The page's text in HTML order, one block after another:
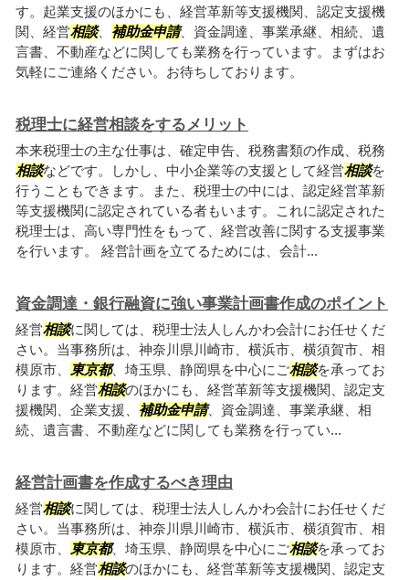
す。起業支援のほかにも、経営革新等支援機関、認定支援機
関、経営相談、 補助金申請、資金調達、事業承継、相続、遺
言書、不動産などに関しても業務を行っています。まずはお
気軽にご連絡ください。お待ちしております。
税理士に経営相談をするメリット
本来税理士の主な仕事は、確定申告、税務書類の作成、税務
相談などです。しかし、中小企業等の支援として経営相談を
行うこともできます。また、税理士の中には、認定経営革新
等支援機関に認定されている者もいます。これに認定された
税理士は、高い専門性をもって、経営改善に関する支援事業
を行います。 経営計画を立てるためには、会計...
資金調達・銀行融資に強い事業計画書作成のポイント
経営相談に関しては、税理士法人しんかわ会計にお任せくだ
さい。当事務所は、神奈川県川崎市、横浜市、横須賀市、相
模原市、
東京都、埼玉県、静岡県を中心にご相談を承ってお
ります。経営相談のほかにも、経営革新等支援機関、認定支
援機関、企業支援、 補助金申請、資金調達、事業承継、相
続、遺言書、不動産などに関しても業務を行ってい...
経営計画書を作成するべき理由
経営相談に関しては、税理士法人しんかわ会計にお任せくだ
さい。当事務所は、神奈川県川崎市、横浜市、横須賀市、相
模原市、
東京都、埼玉県、静岡県を中心にご相談を承ってお
ります。経営相談のほかにも、経営革新等支援機関、認定支